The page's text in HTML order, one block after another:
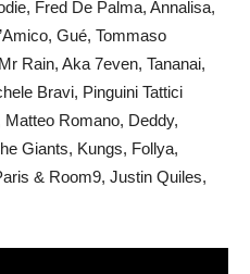
Fred De Palma, Annalisa,
Gué, Tommaso
Rain, Aka 7even, Tananai,
Bravi, Pinguini Tattici
Romano, Deddy,
Giants, Kungs, Follya,
& Room9, Justin Quiles,